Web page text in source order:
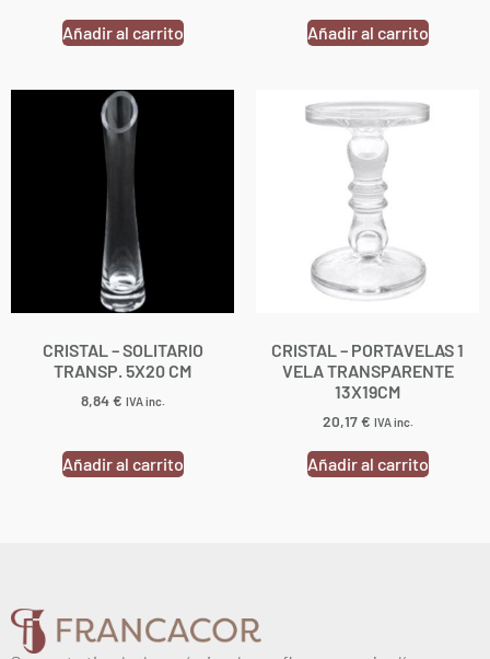
Añadir al carrito Añadir al carrito
CRISTAL – SOLITARIO
TRANSP. 5X20 CM
8,84€ IVA inc.
Añadir al carrito
CRISTAL – PORTAVELAS 1
VELA TRANSPARENTE
13X19CM
20,17€ IVA inc.
Añadir al carrito